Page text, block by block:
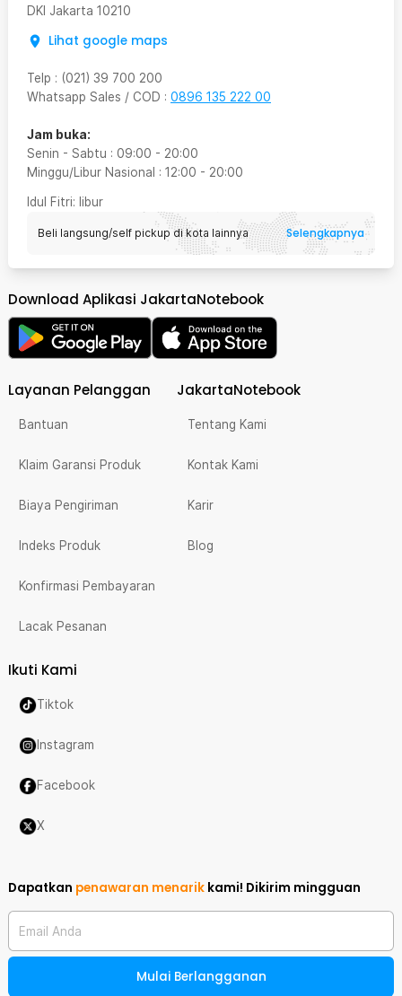
DKI Jakarta 10210
Lihat google maps
Telp : (021) 39 700 200
Whatsapp Sales / COD : 0896 135 222 00
Jam buka:
Senin - Sabtu : 09:00 - 20:00
Minggu/Libur Nasional : 12:00 - 20:00
Idul Fitri: libur
Beli langsung/self pickup di kota lainnya Selengkapnya
Download Aplikasi JakartaNotebook
Layanan Pelanggan
Bantuan
Klaim Garansi Produk
Biaya Pengiriman
Indeks Produk
Konfirmasi Pembayaran
Lacak Pesanan
JakartaNotebook
Tentang Kami
Kontak Kami
Karir
Blog
Ikuti Kami
Tiktok
Instagram
Facebook
X
Dapatkan penawaran menarik kami! Dikirim mingguan
Email Anda
Mulai Berlangganan